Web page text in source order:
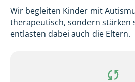
Wir begleiten Kinder mit
therapeutisch, sondern stärken
entlasten dabei auch die Eltern.